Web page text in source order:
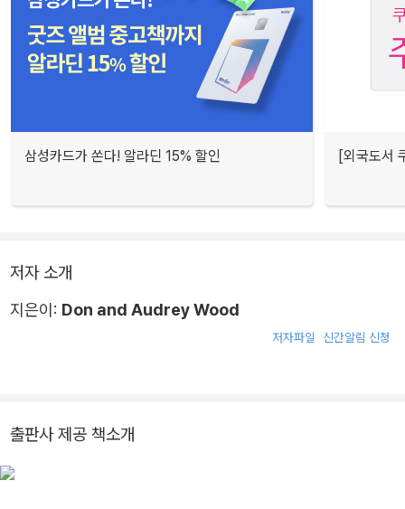
삼성카드가 쏜다! 알라딘 15% 할인 [외국도서
저자 소개
지은이: Don and Audrey Wood
저자파일 신간알림 신청
출판사 제공 책소개